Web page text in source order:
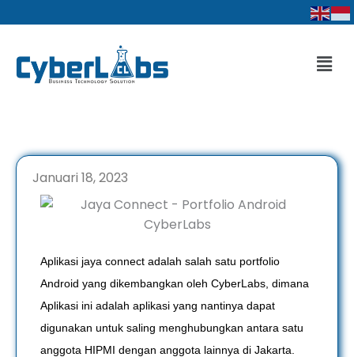
ke
Januari 18, 2023
Aplikasi jaya connect adalah salah satu portfolio
Android yang dikembangkan oleh CyberLabs, dimana
Aplikasi ini adalah aplikasi yang nantinya dapat
digunakan untuk saling menghubungkan antara satu
anggota HIPMI dengan anggota lainnya di Jakarta.